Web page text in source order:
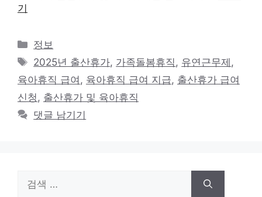
기
카
테
리
정보
태
그
2025년 출산휴가, 가족돌봄휴직 , 유연근무제 ,
육아휴직 급여 , 육아휴직 급여 지급, 출산휴가 급여
신청 , 출산휴가 및 육아휴직
댓글 남기기
색: